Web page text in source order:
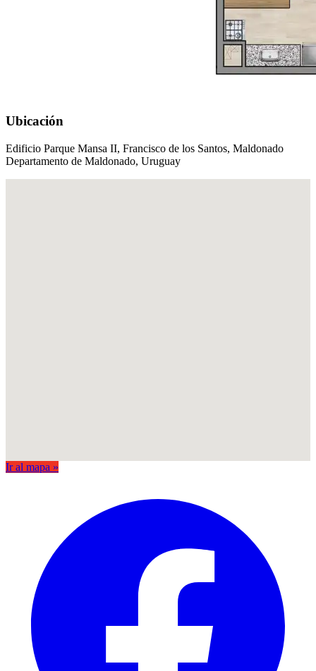
Ubicación
Edificio Parque Mansa II, Francisco de los Santos, Maldonado
Departamento de Maldonado, Uruguay
Ir al mapa »